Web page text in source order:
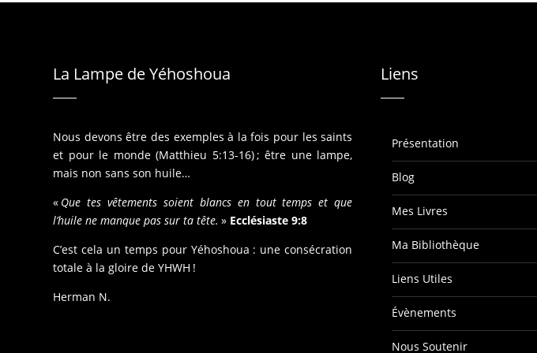
La Lampe de Yéhoshoua
Nous devons être des exemples à la fois pour les saints
et pour le monde (Matthieu 5:13-16) ; être une lampe,
mais non sans son huile…
« Que tes vêtements soient blancs en tout temps et que
l’huile ne manque pas sur ta tête. » Ecclésiaste 9:8
C’est cela un temps pour Yéhoshoua : une consécration
totale à la gloire de YHWH !
Herman N.
Liens
Présentation
Blog
Mes Livres
Ma Bibliothèque
Liens Utiles
Évènements
Nous Soutenir